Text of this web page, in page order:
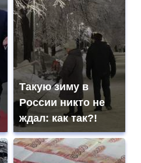
Такую зиму в
России никто не
ждал: как так?!